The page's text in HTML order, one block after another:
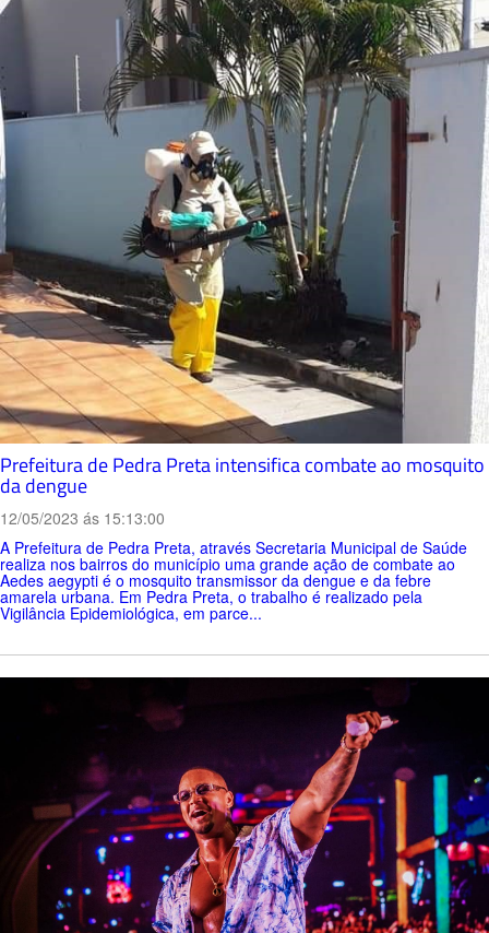
Prefeitura de Pedra Preta intensifica combate ao mosquito
da dengue
12/05/2023 ás 15:13:00
A Prefeitura de Pedra Preta, através Secretaria Municipal de Saúde
realiza nos bairros do município uma grande ação de combate ao
Aedes aegypti é o mosquito transmissor da dengue e da febre
amarela urbana. Em Pedra Preta, o trabalho é realizado pela
Vigilância Epidemiológica, em parce...